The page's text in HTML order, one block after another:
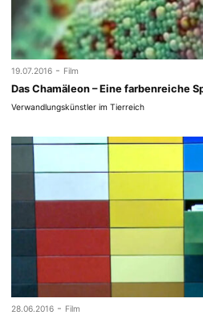
19.07.2016 - Film
Das Chamäleon – Eine farbenreiche
Verwandlungskünstler im Tierreich
28.06.2016 - Film